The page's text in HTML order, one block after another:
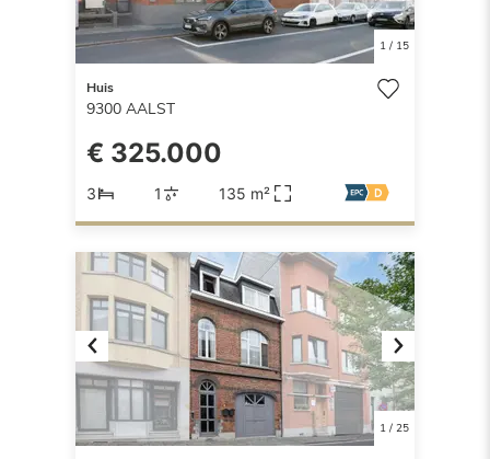
1/ 15
Huis
9300 AALST
€ 325.000
3 1 135 m²
Previous Next
1/ 25